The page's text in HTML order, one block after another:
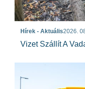
Hírek - Aktuális2026.
Vizet Szállít A